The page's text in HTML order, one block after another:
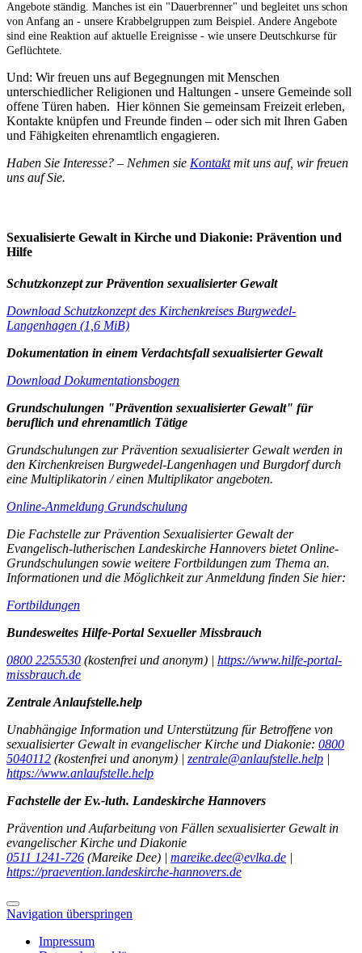
Angebote ständig. Manches ist ein "Dauerbrenner" und begleitet uns schon
von Anfang an - unsere Krabbelgruppen zum Beispiel. Andere Angebote
sind eine Reaktion auf aktuelle Ereignisse - wie unsere Deutschkurse für
Geflüchtete.
Und: Wir freuen uns auf Begegnungen mit Menschen
unterschiedlicher Religionen und Haltungen - unsere Gemeinde soll
offene Türen haben. Hier können Sie gemeinsam Freizeit erleben,
Kontakte knüpfen und Freunde finden – oder sich mit Ihren Gaben
und Fähigkeiten ehrenamtlich engagieren.
Haben Sie Interesse? – Nehmen sie Kontaktmit uns auf, wir freuen
uns auf Sie.
Sexualisierte Gewalt in Kirche und Diakonie: Prävention und
Hilfe
Schutzkonzept zur Prävention sexualisierter Gewalt
Download Schutzkonzept des Kirchenkreises Burgwedel-
Langenhagen (1,6 MiB)
Dokumentation in einem Verdachtsfall sexualisierter Gewalt
Download Dokumentationsbogen
Grundschulungen "Prävention sexualisierter Gewalt" für
beruflich und ehrenamtlich Tätige
Grundschulungen zur Prävention sexualisierter Gewalt werden in
den Kirchenkreisen Burgwedel-Langenhagen und Burgdorf durch
eine Multiplikatorin / einen Multiplikator angeboten.
Online-Anmeldung Grundschulung
Die Fachstelle zur Prävention Sexualisierter Gewalt der
Evangelisch-lutherischen Landeskirche Hannovers bietet Online-
Grundschulungen sowie weitere Fortbildungen zum Thema an.
Informationen und die Möglichkeit zur Anmeldung finden Sie hier:
Fortbildungen
Bundesweites Hilfe-Portal Sexueller Missbrauch
0800 2255530 (kostenfrei und anonym) | https://www.hilfe-portal-
missbrauch.de
Zentrale Anlaufstelle.help
Unabhängige Information und Unterstützung für Betroffene von
sexualisierter Gewalt in evangelischer Kirche und Diakonie: 0800
5040112 (kostenfrei und anonym) | zentrale@anlaufstelle.help |
https://www.anlaufstelle.help
Fachstelle der Ev.-luth. Landeskirche Hannovers
Prävention und Aufarbeitung von Fällen sexualisierter Gewalt in
evangelischer Kirche und Diakonie
0511 1241-726 (Mareike Dee) | mareike.dee@evlka.de |
https://praevention.landeskirche-hannovers.de
Navigation überspringen
Impressum